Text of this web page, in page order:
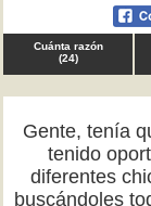
Cuánta razón
(24)
Gente, tenía
tenido
diferentes
buscándoles